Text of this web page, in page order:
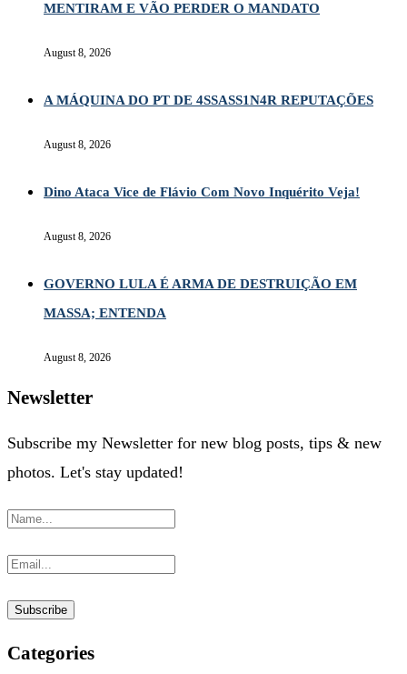
MENTIRAM E VÃO PERDER O MANDATO
August 8, 2026
A MÁQUINA DO PT DE 4SSASS1N4R REPUTAÇÕES
August 8, 2026
Dino Ataca Vice de Flávio Com Novo Inquérito Veja!
August 8, 2026
GOVERNO LULA É ARMA DE DESTRUIÇÃO EM
MASSA; ENTENDA
August 8, 2026
Newsletter
Subscribe my Newsletter for new blog posts, tips & new
photos. Let's stay updated!
Categories